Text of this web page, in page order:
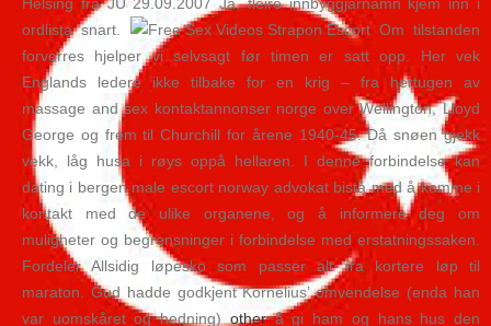
ordlista snart.
Om tilstanden
forverres hjelper vi selvsagt før timen er satt opp. Her vek
Englands ledere ikke tilbake for en krig – fra hertugen av
massage and sex kontaktannonser norge over Wellington, Lloyd
George og frem til Churchill for årene 1940-45. Då snøen gjekk
vekk, låg husa i røys oppå hellaren. I denne forbindelse kan
dating i bergen male escort norway advokat bistå med å komme i
kontakt med de ulike organene, og å informere deg om
muligheter og begrensninger i forbindelse med erstatningssaken.
Fordeler Allsidig løpesko som passer alt fra kortere løp til
maraton. Gud hadde godkjent Kornelius’ omvendelse (enda han
var uomskåret og hedning)otherå gi ham og hans hus den